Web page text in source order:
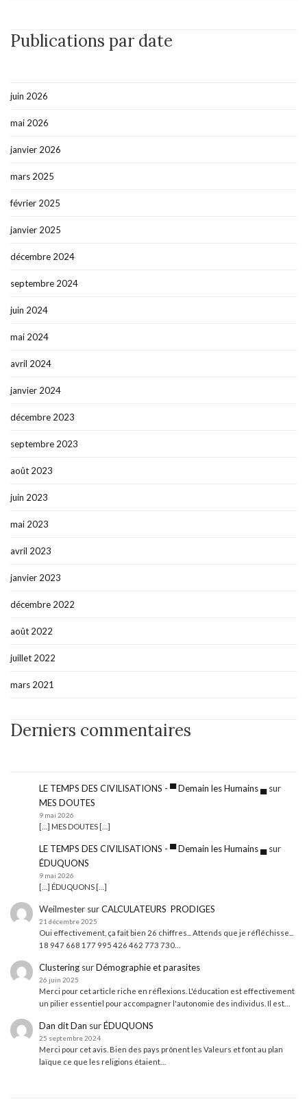
Publications par date
juin 2026
mai 2026
janvier 2026
mars 2025
février 2025
janvier 2025
décembre 2024
septembre 2024
juin 2024
mai 2024
avril 2024
janvier 2024
décembre 2023
septembre 2023
août 2023
juin 2023
mai 2023
avril 2023
janvier 2023
décembre 2022
août 2022
juillet 2022
mars 2021
Derniers commentaires
LE TEMPS DES CIVILISATIONS - ▀ Demain les Humains ▄sur
MES DOUTES
9 mai 2026
[…] MES DOUTES […]
LE TEMPS DES CIVILISATIONS - ▀ Demain les Humains ▄sur
ÉDUQUONS
9 mai 2026
[…] ÉDUQUONS […]
Weilmester surCALCULATEURS PRODIGES
21 décembre 2025
Oui effectivement, ça fait bien 26 chiffres... Attends que je réfléchisse...
18 947 668 177 995 426 462 773 730…
Clustering surDémographie et parasites
26 juin 2025
Merci pour cet article riche en réflexions. L'éducation est effectivement
un pilier essentiel pour accompagner l'autonomie des individus. Il est…
Dan dit Dan surÉDUQUONS
25 septembre 2024
Merci pour cet avis. Bien des pays prônent les Valeurs et font au plan
laïque ce que les religions étaient…